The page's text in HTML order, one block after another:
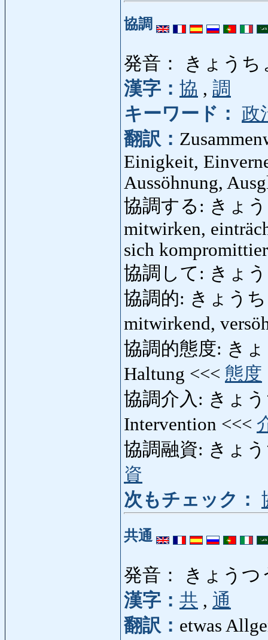
協調
発音： きょうち
漢字： 協 , 調
キーワード： 政
翻訳：
Einigkeit,
Aussöhnung,
協調する: きょ
mitwirken,
sich
協調して: きょ
協調的: きょうち
mitwirkend,
協調的態度: き
Haltung <<< 態度
協調介入: きょ
Intervention <<<
協調融資: きょ
資
次もチェック：
共通
発音： きょうつ
漢字： 共 , 通
翻訳： etwas